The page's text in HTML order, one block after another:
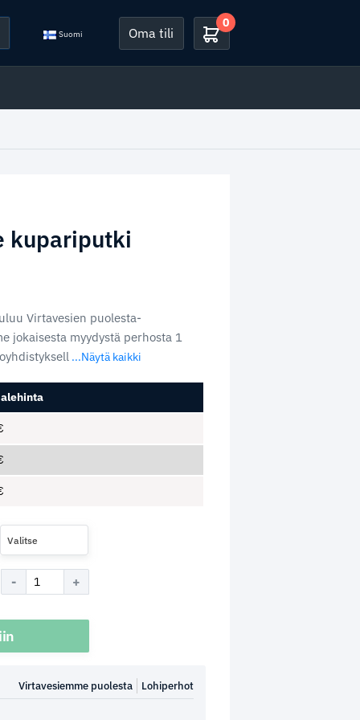
Suomi Oma tili
0
kupariputki
Virtavesien puolesta-
jokaisesta myydystä perhosta 1
...Näytä kaikki
Valitse
Lohiperhot
Virtavesiemme puolesta